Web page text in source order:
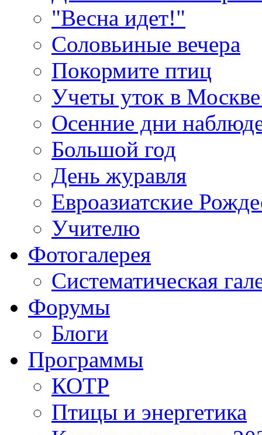
"Весна идет!"
Соловьиные вечера
Покормите птиц
Учеты уток в
Осенние дни
Большой год
День журавля
Евроазиатские
Учителю
Фотогалерея
Систематическая
Форумы
Блоги
Программы
КОТР
Птицы и энергетика